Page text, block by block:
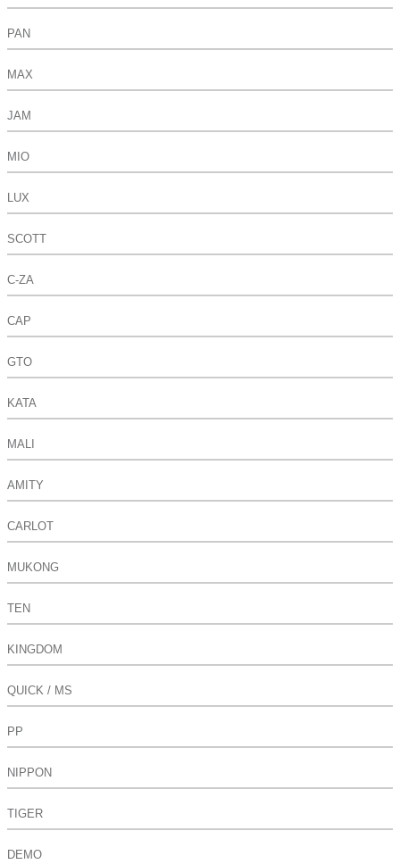
PAN
MAX
JAM
MIO
LUX
SCOTT
C-ZA
CAP
GTO
KATA
MALI
AMITY
CARLOT
MUKONG
TEN
KINGDOM
QUICK / MS
PP
NIPPON
TIGER
DEMO